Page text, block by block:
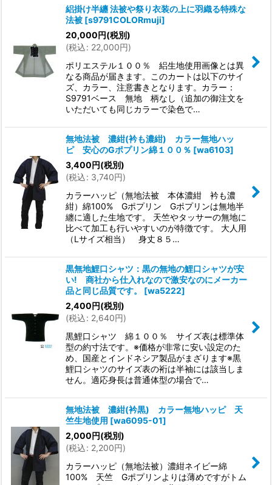
絽掛け半纏 法被や祭り衣装の上に羽織る特殊な
法被 [s9791COLORmuji]
20,000円(税別)
(税込: 22,000円)
ポリエステル１００％ 絽生地使用画像とは異
なる商品が届きます。このカートは以下のサイ
ズ、カラー、注意書きとなります。カラー：
S9791ベース 無地 柄なし（追加の御注文を
いただいても同じカラーで染色で…
無地法被 濃紺(衿も濃紺) カラー無地ハッ
ピ 安心のGポプリン綿１００％ [wa6103]
3,400円(税別)
(税込: 3,740円)
カラーハッピ（無地法被 本体濃紺 衿も濃
紺）綿100% Gポプリン Gポプリンは無地半
纏に適した生地です。 天竺やタッサーの無地に
比べて加工も行いやすいのが特徴です。 大人用
（Lサイズ相当） 身丈８５…
黒無地鯉口シャツ：黒の無地の鯉口シャツが安
い! 商社から仕入れなので激安なのにメーカー
品と同じ品質です。
[wa5222]
2,400円(税別)
(税込: 2,640円)
黒鯉口シャツ 綿１００％ サイズ表は標準体
型の約寸法です。※価格が非常に安い設定のた
め、国産とインドネシア製品がまざります※黒
鯉口シャツのサイズ表の裄は半袖には該当しま
せん。適応身長は普通体型の場合で…
無地法被 濃紺(衿黒) カラー無地ハッピ 天
竺生地使用 [wa6095-01]
2,000円(税別)
(税込: 2,200円)
カラーハッピ（無地法被）濃紺ネイビー綿
100% 天竺 Gポプリンよりは薄めですがトム